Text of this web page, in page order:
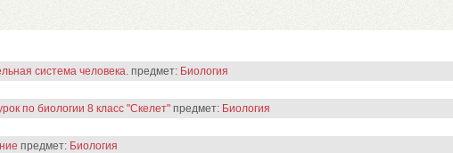
система человека. предмет: Биология
по биологии 8 класс "Скелет" предмет: Биология
предмет: Биология